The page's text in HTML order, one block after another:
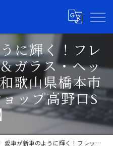
に輝く！フレ
ガラス・ヘッ
歌山県橋本市
ップ高野口S
愛車が新車のように輝く！フレッシュキーパー＆ガラス・ヘッドライト施工【和歌山県橋本市 キーパープロショップ高野口SS】